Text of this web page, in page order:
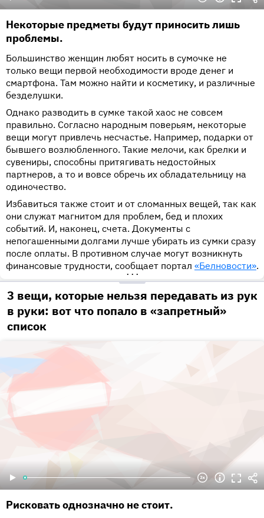
Некоторые предметы будут приносить лишь
проблемы.
Большинство женщин любят носить в сумочке не
только вещи первой необходимости вроде денег и
смартфона. Там можно найти и косметику, и различные
безделушки.
Однако разводить в сумке такой хаос не совсем
правильно. Согласно народным поверьям, некоторые
вещи могут привлечь несчастье. Например, подарки от
бывшего возлюбленного. Такие мелочи, как брелки и
сувениры, способны притягивать недостойных
партнеров, а то и вовсе обречь их обладательницу на
одиночество.
Избавиться также стоит и от сломанных вещей, так как
они служат магнитом для проблем, бед и плохих
событий. И, наконец, счета. Документы с
непогашенными долгами лучше убирать из сумки сразу
после оплаты. В противном случае могут возникнуть
финансовые трудности, сообщает портал «Белновости».
•••
3 вещи, которые нельзя передавать из рук
в руки: вот что попало в «запретный»
список
Рисковать однозначно не стоит.